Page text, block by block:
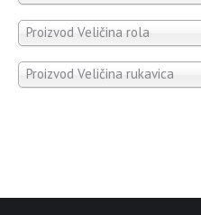
Proizvod Veličina rola
Proizvod Veličina rukavica